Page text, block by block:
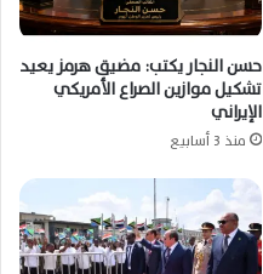
حسن النجار يكتب: مضيق هرمز يعيد
تشكيل موازين الصراع الأمريكي
الإيراني
منذ 3 أسابيع